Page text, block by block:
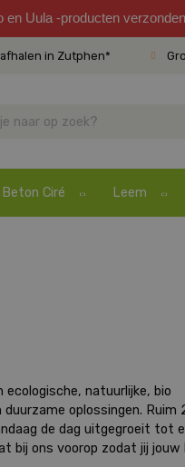
Uula -producten
in Zutphen*
Beton Ciré Leem
natuurlijke, bio
oplossingen. Ruim
de dag uitgegroeit tot
bij ons voorop zodat jij jouw